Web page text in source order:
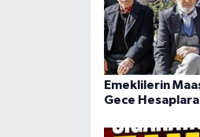
Emeklilerin
Gece Hesaplara